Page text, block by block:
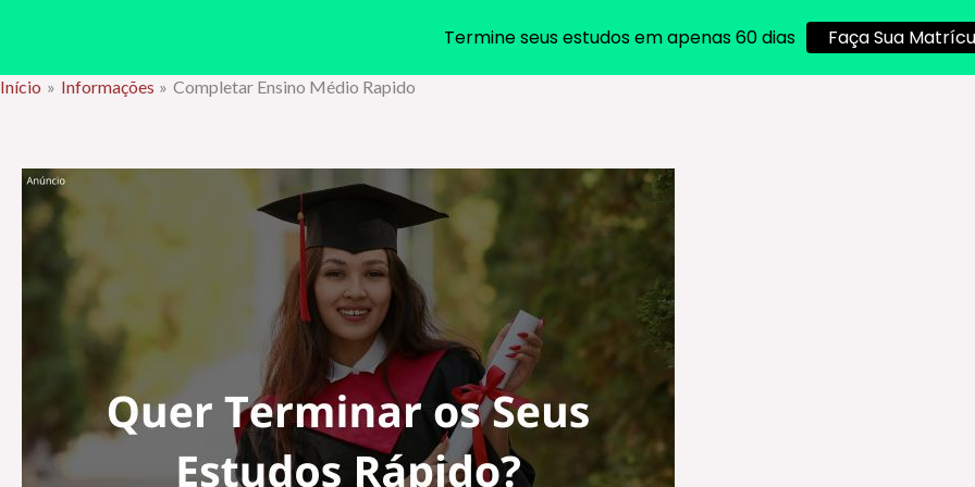
Ir
conteúdo
Início Informações Completar Ensino Médio Rapido
Termine seus estudos em apenas 60 dias Faça Sua